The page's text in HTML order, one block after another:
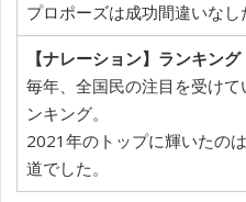
プロポーズは成功間違いなし
【ナレーション】ランキング
毎年、全国民の注目を受け
ンキング。
2021年のトップに輝いたの
道でした。